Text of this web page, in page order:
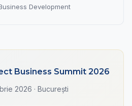
Development
Business Summit 2026
2026 · București